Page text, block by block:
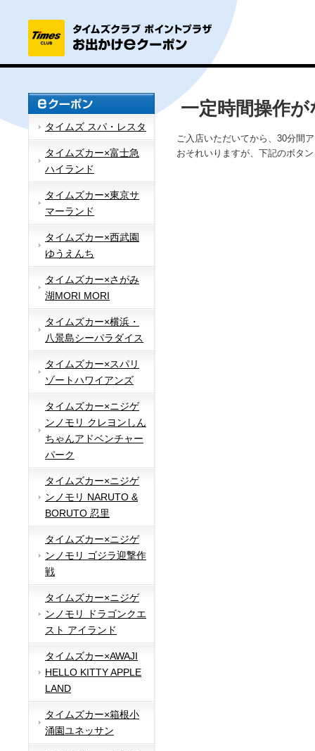
タイムズ スパ・レスタ
タイムズカー×富士急
ハイランド
タイムズカー×東京サ
マーランド
タイムズカー×西武園
ゆうえんち
タイムズカー×さがみ
湖MORI MORI
タイムズカー×横浜・
八景島シーパラダイス
タイムズカー×スパリ
ゾートハワイアンズ
タイムズカー×ニジゲ
ンノモリ クレヨンしん
ちゃんアドベンチャー
パーク
タイムズカー×ニジゲ
ンノモリ NARUTO &
BORUTO 忍里
タイムズカー×ニジゲ
ンノモリ ゴジラ迎撃作
戦
タイムズカー×ニジゲ
ンノモリ ドラゴンクエ
スト アイランド
タイムズカー×AWAJI
HELLO KITTY APPLE
LAND
タイムズカー×箱根小
涌園ユネッサン
一定時間操作
ご入店いただいてから、30分間
おそれいりますが、下記のボタ